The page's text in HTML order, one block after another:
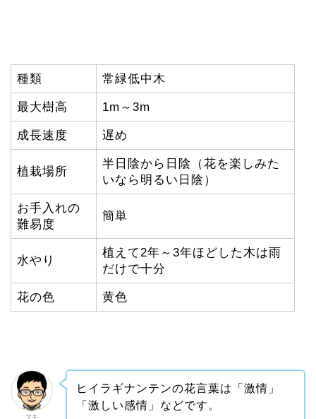
種類 常緑低中木
最大樹高 1m～3m
成長速度 遅め
植栽場所
半日陰から日陰（花を楽しみた
いなら明るい日陰）
お手入れの
難易度
簡単
水やり
植えて2年～3年ほどした木は雨
だけで十分
花の色 黄色
マキ
ヒイラギナンテンの花言葉は「激情」
「激しい感情」などです。